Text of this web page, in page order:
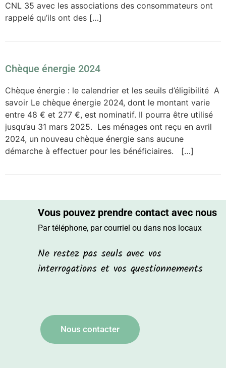
CNL 35 avec les associations des consommateurs ont
rappelé qu’ils ont des […]
Chèque énergie 2024
Chèque énergie : le calendrier et les seuils d’éligibilité A
savoir Le chèque énergie 2024, dont le montant varie
entre 48 € et 277 €, est nominatif. Il pourra être utilisé
jusqu’au 31 mars 2025. Les ménages ont reçu en avril
2024, un nouveau chèque énergie sans aucune
démarche à effectuer pour les bénéficiaires. […]
Vous pouvez prendre contact avec nous
Par téléphone, par courriel ou dans nos locaux
Ne restez pas seuls avec vos
interrogations et vos questionnements
Nous contacter